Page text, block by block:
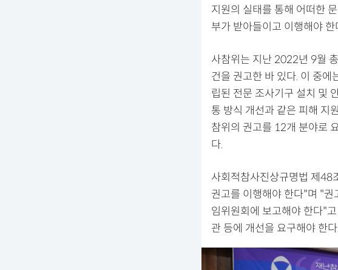
지원의 실태를 통해 어떠한
부가 받아들이고 이행해야
사참위는 지난 2022년 9월
건을 권고한 바 있다. 이 중
립된 전문 조사기구 설치 및
통 방식 개선과 같은 피해 지
참위의 권고를 12개 분야로
다.
사회적참사진상규명법 제48
권고를 이행해야 한다"며 "권
임위원회에 보고해야 한다"
관 등에 개선을 요구해야 한다.